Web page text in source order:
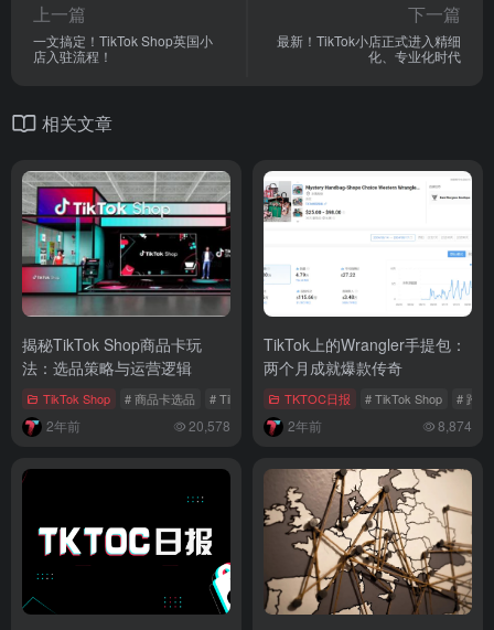
上一篇
一文搞定！TikTok Shop英国小
店入驻流程！
下一篇
最新！TikTok小店正式进入精细
化、专业化时代
相关文章
揭秘TikTok Shop商品卡玩
法：选品策略与运营逻辑
TikTok Shop # 商品卡选品 # TikTok Shop # 商品卡
2年前 20,578
TikTok上的Wrangler手提包：
两个月成就爆款传奇
TKTOC日报 # TikTok Shop # 跨境
2年前 8,874